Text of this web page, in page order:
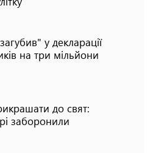
у декларації
на три мільйони
до свят:
заборонили